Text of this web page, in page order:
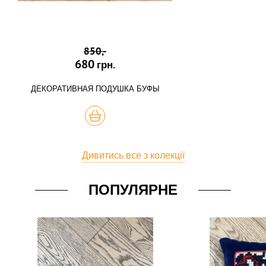
850,-
680 грн.
ДЕКОРАТИВНАЯ ПОДУШКА БУФЫ
КУПИТЬ
Дивитись все з колекції
ПОПУЛЯРНЕ